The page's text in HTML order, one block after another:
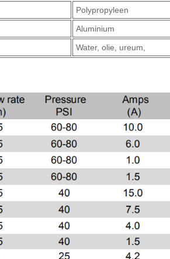
Polypropyleen
Aluminium
Water, olie, ureum,